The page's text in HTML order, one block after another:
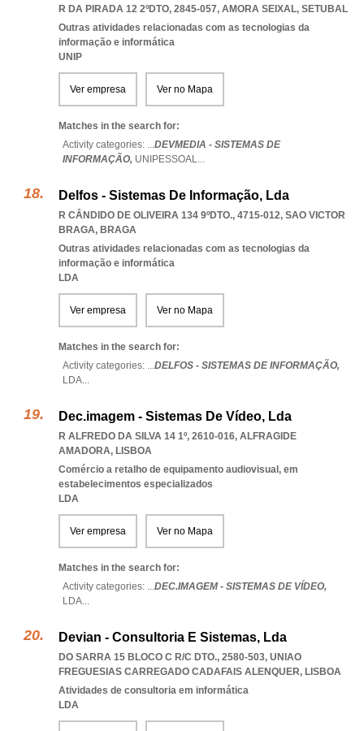
R DA PIRADA 12 2ºDTO, 2845-057, AMORA SEIXAL, SETUBAL
Outras atividades relacionadas com as tecnologias da
informação e informática
UNIP
Ver empresa Ver no Mapa
Matches in the search for:
Activity categories: ...DEVMEDIA - SISTEMAS DE
INFORMAÇÃO, UNIPESSOAL...
Delfos - Sistemas De Informação, Lda
R CÂNDIDO DE OLIVEIRA 134 9ºDTO., 4715-012, SAO VICTOR
BRAGA, BRAGA
Outras atividades relacionadas com as tecnologias da
informação e informática
LDA
Ver empresa Ver no Mapa
Matches in the search for:
Activity categories: ...DELFOS - SISTEMAS DE INFORMAÇÃO,
LDA...
Dec.imagem - Sistemas De Vídeo, Lda
R ALFREDO DA SILVA 14 1º, 2610-016, ALFRAGIDE
AMADORA, LISBOA
Comércio a retalho de equipamento audiovisual, em
estabelecimentos especializados
LDA
Ver empresa Ver no Mapa
Matches in the search for:
Activity categories: ...DEC.IMAGEM - SISTEMAS DE VÍDEO,
LDA...
Devian - Consultoria E Sistemas, Lda
DO SARRA 15 BLOCO C R/C DTO., 2580-503, UNIAO
FREGUESIAS CARREGADO CADAFAIS ALENQUER, LISBOA
Atividades de consultoria em informática
LDA